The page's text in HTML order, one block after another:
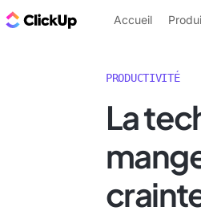
ClickUp Blog
Accueil
PRODUCTIVITÉ
La